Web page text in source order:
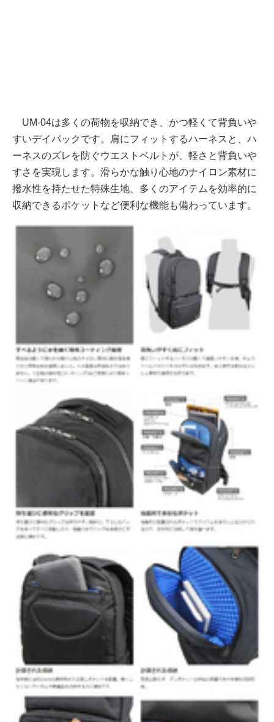
UM-04は多くの荷物を収納でき、かつ軽くて背負いや
すいデイパックです。肩にフィットするハーネスと、ハ
ーネスのズレを防ぐウエストベルトが、軽さと背負いや
すさを実現します。滑らかな触り心地のナイロン素材に
撥水性を持たせた特殊生地、多くのアイテムを効率的に
収納できるポケットなど便利な機能も備わっています。